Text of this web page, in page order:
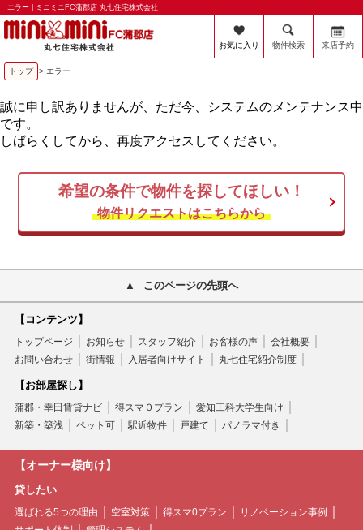
エラー | ミニミニFC蒲郡店 丸七住宅株式会社
お気に入り 物件検索 来店予約
トップ > エラー
誠に申し訳ありませんが、ただ今、システムのメンテナンス中
です。
しばらくしてから、再度アクセスしてください。
希望の条件で物件を探してほしい！
物件リクエストはこちらから
このページの先頭へ
【コンテンツ】
トップページ お知らせ スタッフ紹介 お客様の声
会社概要
お問い合わせ
街情報 入居者向けサイト 丸七住宅紹介制度
【お部屋探し】
蒲郡・幸田賃貸ナビ 得スマ０プラン
愛知工科大学生向け
新築・築浅
ペット可 駅近物件 戸建て パノラマ付き
【オーナー様向け】
貸したい
選ばれる5つの理由 空室対策 得スマ0プラン
リノベーション事例